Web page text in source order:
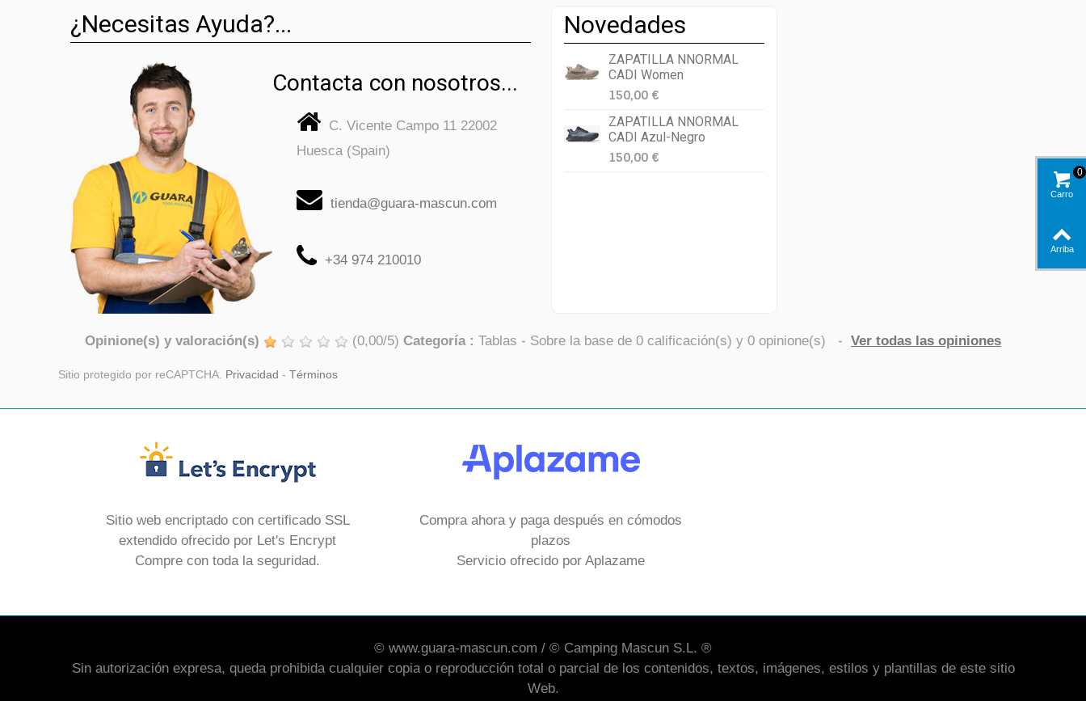
¿Necesitas Ayuda?...
Contacta con nosotros...
C. Vicente Campo 11 22002
Huesca (Spain)
tienda@guara-mascun.com
+34 974 210010
Novedades
ZAPATILLA NNORMAL
CADI Women
150,00 €
ZAPATILLA NNORMAL
CADI Azul-Negro
150,00 €
Opinione(s) y valoración(s) (0,00/5) Categoría : Tablas - Sobre la base de 0 calificación(s) y 0 opinione(s) - Ver todas las opiniones
Sitio protegido por reCAPTCHA. Privacidad - Términos
Sitio web encriptado con certificado SSL
extendido ofrecido por Let's Encrypt
Compre con toda la seguridad.
Compra ahora y paga después en cómodos
plazos
Servicio ofrecido por Aplazame
© www.guara-mascun.com / © Camping Mascun S.L. ®
Sin autorización expresa, queda prohibida cualquier copia o reproducción total o parcial de los contenidos, textos, imágenes, estilos y plantillas de este sitio
Web.
Carro
0
Arriba